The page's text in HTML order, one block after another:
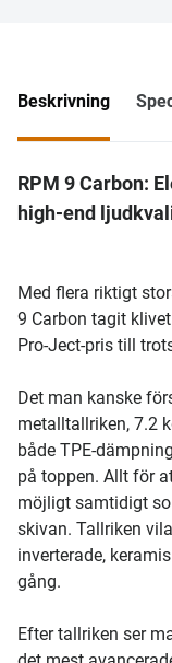
Beskrivning
RPM 9 Carbon:
high-end
Med flera riktigt
9 Carbon tagit
Pro-Ject-pris till
Det man kanske
metalltallriken, 7.2
både TPE-
på toppen. Allt för
möjligt samtidigt
skivan. Tallriken
inverterade,
gång.
Efter tallriken ser